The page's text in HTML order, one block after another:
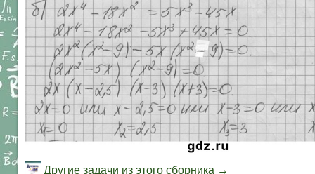
Другие задачи из этого сборника →